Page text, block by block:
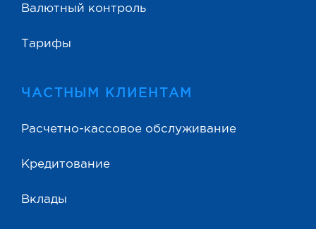
Валютный контроль
Тарифы
ЧАСТНЫМ КЛИЕНТАМ
Расчетно-кассовое обслуживание
Кредитование
Вклады